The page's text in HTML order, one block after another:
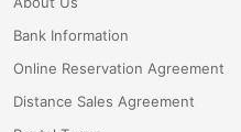
Bank Information
Online Reservation Agreement
Distance Sales Agreement